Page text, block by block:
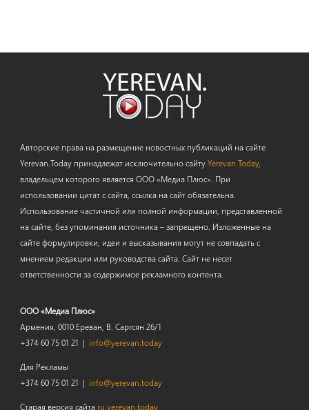
Авторские права на размещение новостных публикаций на сайте
Yerevan.Today принадлежат исключительно сайтуYerevan.Today,
владельцем которого является ООО «Медиа Плюс». При
использовании цитат с сайта, ссылка на сайт обязательна.
Использование частичной или полной информации, представленной
на сайте, без упоминания источника – запрещено. Изложенные на
сайте формулировки, идеи и высказывания могут не совпадать с
мнением редакции или руководства сайта. Сайт не несет
ответственности за содержимое рекламного контента.
ООО «Медиа Плюс»
Армения, 0010 Ереван, В. Саргсян 26/1
+374 60 75 01 21 | info@yerevan.today
Для Рекламы
+374 60 75 01 21 | info@yerevan.today
Старая версия сайта ru.yerevan.today